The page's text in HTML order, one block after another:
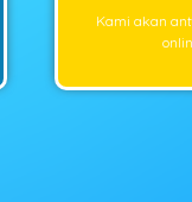
Kami akan